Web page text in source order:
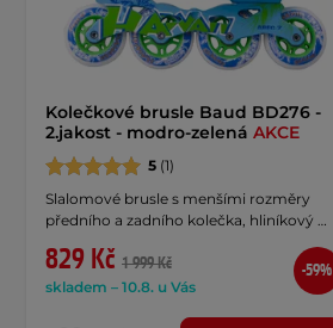
Kolečkové brusle Baud BD276 -
2.jakost - modro-zelená AKCE
5 (1)
Slalomové brusle s menšími rozměry
předního a zadního kolečka, hliníkový …
829 Kč 1 999 Kč
skladem – 10.8. u Vás
-59%